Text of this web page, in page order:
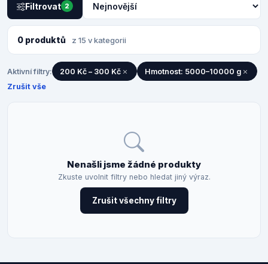
Filtrovat 2
0 produktů z 15 v kategorii
Aktivní filtry: 200 Kč – 300 Kč
Hmotnost: 5000–10000 g
Zrušit vše
Nenašli jsme žádné produkty
Zkuste uvolnit filtry nebo hledat jiný výraz.
Zrušit všechny filtry